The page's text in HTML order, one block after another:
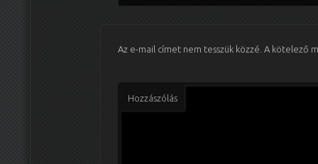
Az e-mail címet nem tesszük közzé. A kötelező
Hozzászólás